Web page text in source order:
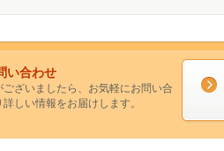
い合わせ
ざいましたら、お気軽にお問い合
しい情報をお届けします。